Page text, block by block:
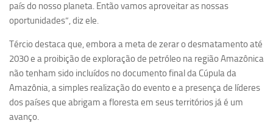
Institucional
Equipe
Estrutura do polo
Espaço de Eventos
Projetos
país do nosso planeta. Então vamos aproveitar as nossas
oportunidades”, diz ele.
Tércio destaca que, embora a meta de zerar o desmatamento até
2030 e a proibição de exploração de petróleo na região Amazônica
não tenham sido incluídos no documento final da Cúpula da
Amazônia, a simples realização do evento e a presença de líderes
dos países que abrigam a floresta em seus territórios já é um
avanço.